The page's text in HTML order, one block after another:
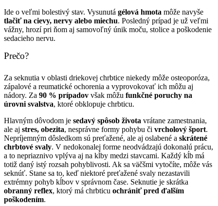
Ide o veľmi bolestivý stav. Vysunutá gélová hmota môže navyše
tlačiť na cievy, nervy alebo miechu. Posledný prípad je už veľmi
vážny, hrozí pri ňom aj samovoľný únik moču, stolice a poškodenie
sedacieho nervu.
Prečo?
Za seknutia v oblasti driekovej chrbtice niekedy môže osteoporóza,
zápalové a reumatické ochorenia a vyprovokovať ich môžu aj
nádory. Za 90 % prípadov však môžu funkčné poruchy na
úrovni svalstva, ktoré obklopuje chrbticu.
Hlavným dôvodom je sedavý spôsob života vrátane zamestnania,
ale aj stres, obezita, nesprávne formy pohybu či vrcholový šport.
Nepríjemným dôsledkom sú preťažené, ale aj oslabené a skrátené
chrbtové svaly. V nedokonalej forme neodvádzajú dokonalú prácu,
a to nepriaznivo vplýva aj na kĺby medzi stavcami. Každý kĺb má
totiž daný istý rozsah pohyblivosti. Ak sa väčšmi vytočíte, môže vás
seknúť. Stane sa to, keď niektoré preťažené svaly nezastavili
extrémny pohyb kĺbov v správnom čase. Seknutie je skrátka
obranný reflex, ktorý má chrbticu ochrániť pred ďalším
poškodením.